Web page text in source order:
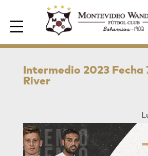
Area de Socios
Intermedio 2023 Fecha
River